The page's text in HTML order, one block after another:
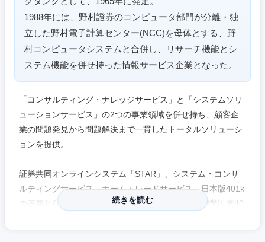
1988年には、野村證券のコンピュータ部門が分離・独
立した野村電子計算センター(NCC)を母体とする、野
村コンピュータシステムと合併し、リサーチ機能とシ
ステム機能を併せ持った情報サービス企業となった。
「コンサルティング・ナレッジサービス」と「システムソリ
ューションサービス」の2つの事業領域を併せ持ち、顧客企
業の問題発見から問題解決まで一貫したトータルソリューシ
ョンを提供。
証券共同オンラインシステム「STAR」、システム・コンサ
ルティングサービス、ホームトレードサービス、日本版401k
の基盤となった年金市場改革に関する研究など、創業以来40
続きを読む